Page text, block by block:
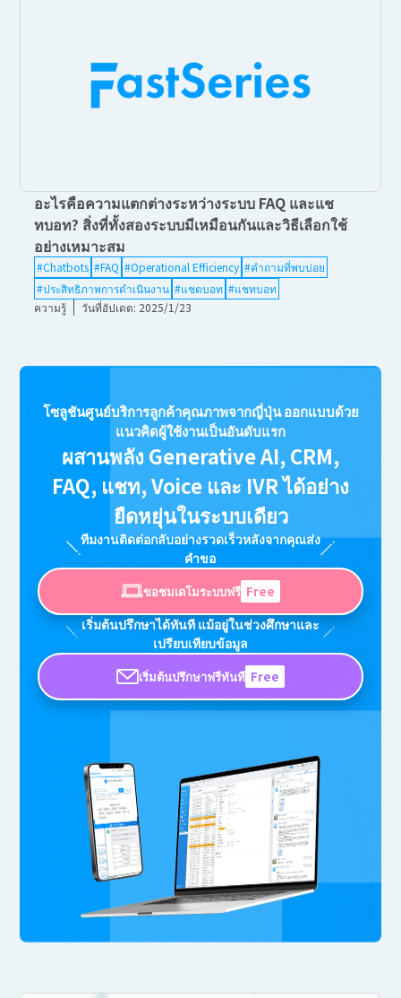
อะไรคือความแตกต่างระหว่างระบบ FAQ และแช
ทบอท? สิ่งที่ทั้งสองระบบมีเหมือนกันและวิธีเลือกใช้
อย่างเหมาะสม
#Chatbots #FAQ #Operational Efficiency #คำถามที่พบบ่อย
#ประสิทธิภาพการดำเนินงาน #แชตบอท #แชทบอท
ความรู้
วันที่อัปเดต: 2025/1/23
โซลูชันศูนย์บริการลูกค้าคุณภาพจากญี่ปุ่น ออกแบบด้วย
แนวคิดผู้ใช้งานเป็นอันดับแรก
ผสานพลัง Generative AI, CRM,
FAQ, แชท, Voice และ IVR ได้อย่าง
ยืดหยุ่นในระบบเดียว
ทีมงานติดต่อกลับอย่างรวดเร็วหลังจากคุณส่ง
คำขอ
ขอชมเดโมระบบฟรี Free
เริ่มต้นปรึกษาได้ทันที แม้อยู่ในช่วงศึกษาและ
เปรียบเทียบข้อมูล
เริ่มต้นปรึกษาฟรีทันที Free